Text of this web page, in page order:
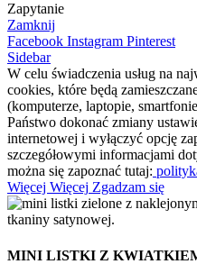
Zapytanie
Zamknij
Facebook Instagram Pinterest
Sidebar
W celu świadczenia usług na
cookies, które będą
(komputerze, laptopie,
Państwo dokonać zmiany
internetowej i wyłączyć opcję
szczegółowymi informacjami
można się zapoznać tutaj:
Więcej Więcej Zgadzam się
MINI LISTKI Z